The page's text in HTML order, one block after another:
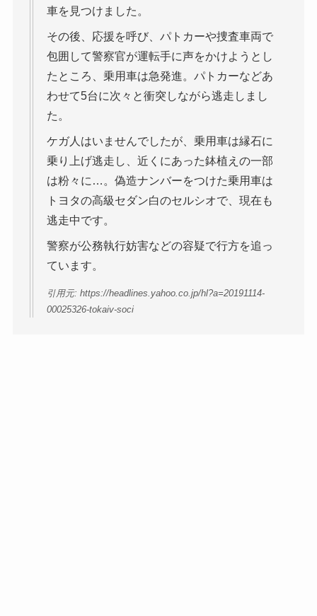
車を見つけました。
その後、応援を呼び、パトカーや捜査車両で
包囲して警察官が運転手に声をかけようとし
たところ、乗用車は急発進。パトカーなどあ
わせて5台に次々と衝突しながら逃走しまし
た。
ケガ人はいませんでしたが、乗用車は縁石に
乗り上げ逃走し、近くにあった鉢植えの一部
は粉々に…。偽造ナンバーをつけた乗用車は
トヨタの高級セダン白のセルシオで、現在も
逃走中です。
警察が公務執行妨害などの容疑で行方を追っ
ています。
引用元: https://headlines.yahoo.co.jp/hl?a=20191114-
00025326-tokaiv-soci